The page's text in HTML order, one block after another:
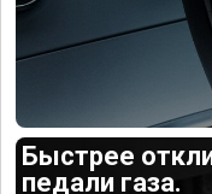
Быстрее
педали газа.